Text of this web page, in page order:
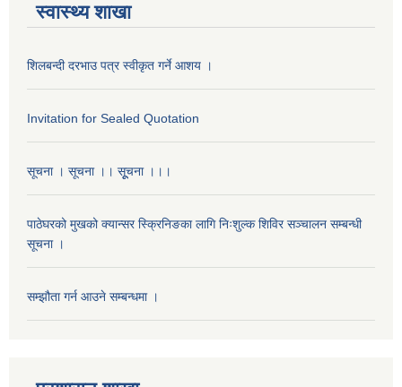
स्वास्थ्य शाखा
शिलबन्दी दरभाउ पत्र स्वीकृत गर्ने आशय ।
Invitation for Sealed Quotation
सूचना । सूचना ।। सूूचना ।।।
पाठेघरको मुखको क्यान्सर स्क्रिनिङका लागि निःशुल्क शिविर सञ्चालन सम्बन्धी
सूचना ।
सम्झौता गर्न आउने सम्बन्धमा ।